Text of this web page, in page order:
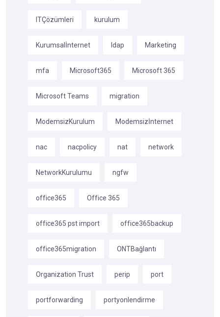
ITÇözümleri kurulum
Kurumsalİnternet ldap Marketing
mfa Microsoft365 Microsoft 365
Microsoft Teams migration
ModemsizKurulum Modemsizİnternet
nac nacpolicy nat network
NetworkKurulumu ngfw
office365 Office 365
office365 pst import office365backup
office365migration ONTBağlantı
Organization Trust perip port
portforwarding portyonlendirme